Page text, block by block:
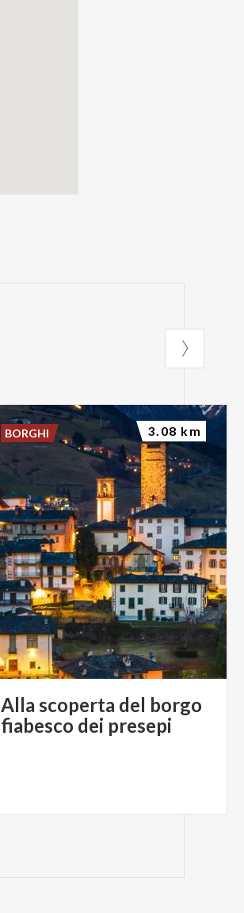
Alla scoperta del borgo
fiabesco dei presepi
BORGHI 3.08 km